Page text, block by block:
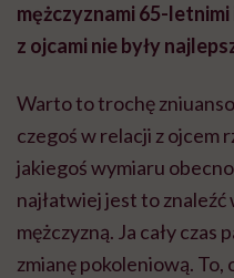
mężczyznami 65-
z ojcami nie były
Warto to trochę
czegoś w relacji z ojcem
jakiegoś wymiaru
najłatwiej jest to znaleźć
mężczyzną. Ja cały czas
zmianę pokoleniową. To,